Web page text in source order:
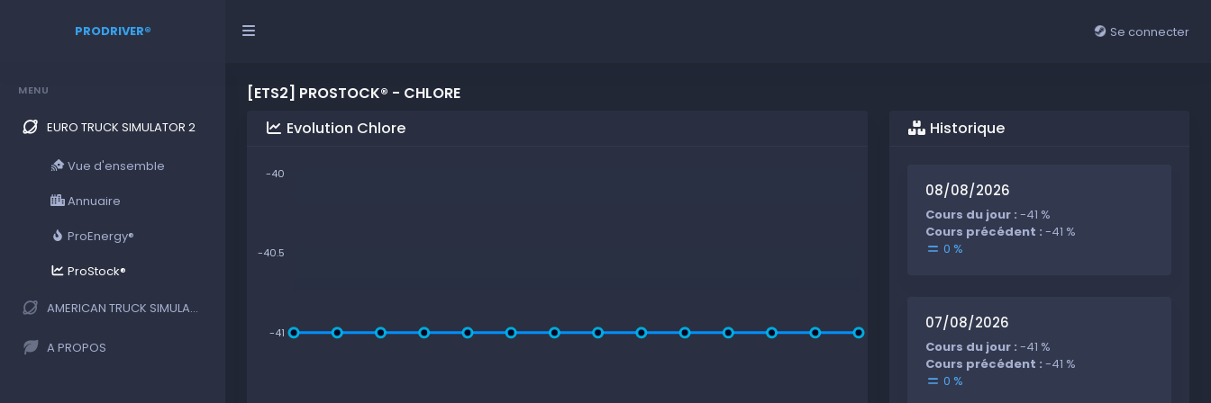
PRODRIVER® Se connecter
MENU
EURO TRUCK SIMULATOR 2
Vue d'ensemble
Annuaire
ProEnergy®
ProStock®
AMERICAN TRUCK SIMULATOR
A PROPOS
[ETS2] PROSTOCK® - CHLORE
Evolution Chlore
-40
-40.5
-41
Historique
08/08/2026
Cours du jour :-41 %
Cours précédent :-41 %
0 %
07/08/2026
Cours du jour :-41 %
Cours précédent :-41 %
0 %